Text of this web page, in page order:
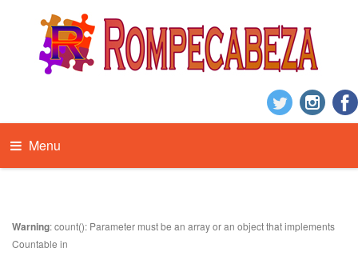
Menu
Warning: count(): Parameter must be an array or an object that implements
Countable in